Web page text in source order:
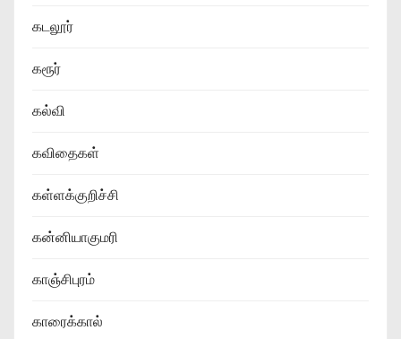
கடலூர்
கரூர்
கல்வி
கவிதைகள்
கள்ளக்குறிச்சி
கன்னியாகுமரி
காஞ்சிபுரம்
காரைக்கால்